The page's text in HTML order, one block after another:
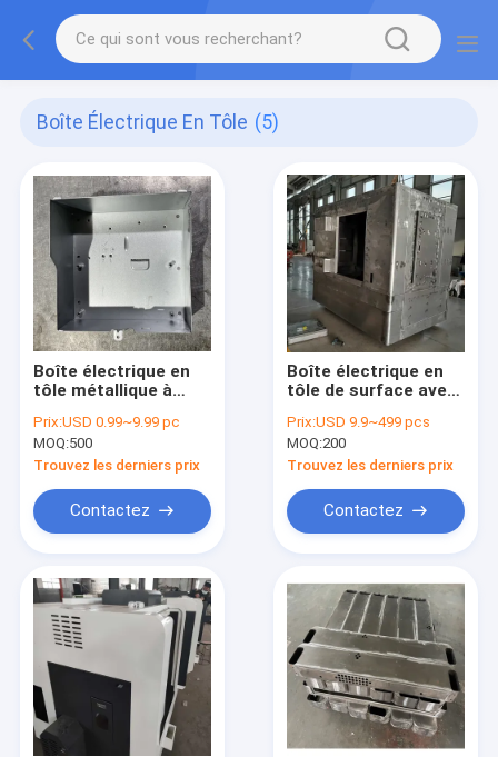
Boîte Électrique En Tôle (5)
Boîte électrique en
tôle métallique à
avec numéros et
configurations de
sortie
personnalisables
Prix:USD 0.99~9.99 pc
MOQ:500
Trouvez les derniers prix
Contactez
Boîte électrique en
tôle de surface avec
poudre et forme
rectangulaire
Prix:USD 9.9~499 pcs
MOQ:200
Trouvez les derniers prix
Contactez